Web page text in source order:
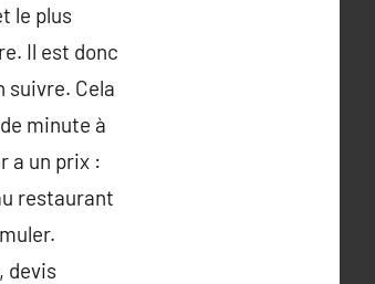
le plus
Il est donc
suivre. Cela
minute à
a un prix :
restaurant
devis